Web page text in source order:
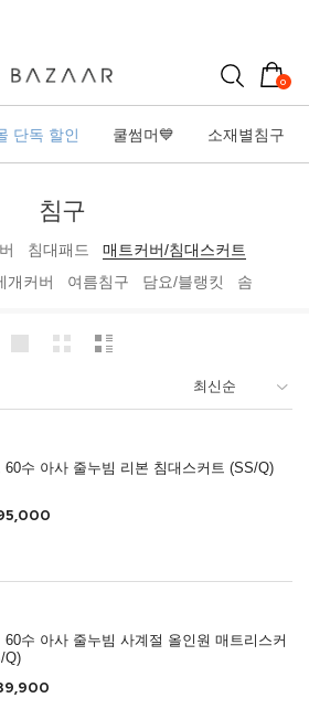
0
단독 할인 쿨썸머💙 소재별침구
침구
침대패드
매트커버/침대스커트
개커버 여름침구 담요/블랭킷 솜
60수 아사 줄누빔 리본 침대스커트 (SS/Q)
60수 아사 줄누빔 사계절 올인원 매트리스커
Q)